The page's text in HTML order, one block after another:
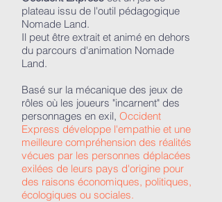
plateau issu de l'outil pédagogique
Nomade Land.
Il peut être extrait et animé en dehors
du parcours d'animation Nomade
Land.
Basé sur la mécanique des jeux de
rôles où les joueurs "incarnent" des
personnages en exil, Occident
Express développe l'empathie et une
meilleure compréhension des réalités
vécues par les personnes déplacées
exilées de leurs pays d'origine pour
des raisons économiques, politiques,
écologiques ou sociales.